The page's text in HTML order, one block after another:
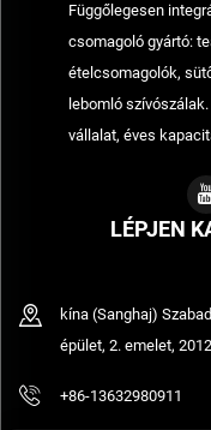
Függőlegesen
csomagoló gyártó:
ételcsomagolók,
lebomló
vállalat, éves
LÉPJEN
kína (Sanghaj)
épület, 2. emelet,
+86-13632980911